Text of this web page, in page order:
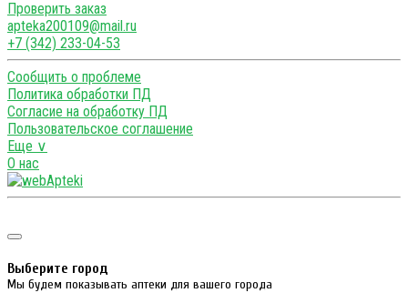
Проверить заказ
apteka200109@mail.ru
+7 (342) 233-04-53
Сообщить о проблеме
Политика обработки ПД
Согласие на обработку ПД
Пользовательское соглашение
Еще ∨
О нас
Выберите город
Мы будем показывать аптеки для вашего города